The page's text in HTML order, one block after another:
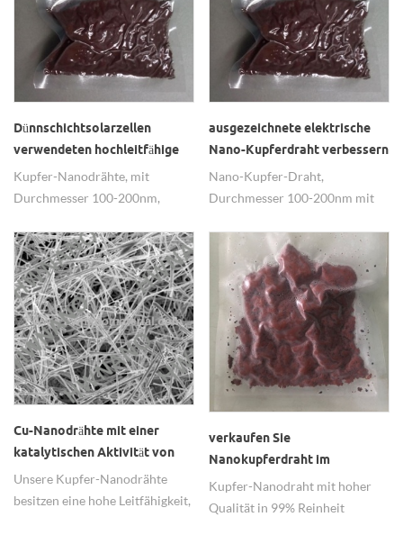
Dünnschichtsolarzellen
verwendeten hochleitfähige
Kupfer-Nanodrähte cunws
Kupfer-Nanodrähte, mit
Durchmesser 100-200nm,
gut dispergiert, weit verbreitet
in Dünnschicht-Solarzellen.
ausgezeichnete elektrische
Nano-Kupferdraht verbessern
die Leistung von Solarzellen
Nano-Kupfer-Draht,
Durchmesser 100-200nm mit
ausgezeichnete elektrische
Leistung.
Cu-Nanodrähte mit einer
katalytischen Aktivität von
50-100 nm
Unsere Kupfer-Nanodrähte
besitzen eine hohe Leitfähigkeit,
verkaufen Sie
Nanokupferdraht im
Porzellanlieferanten
Kupfer-Nanodraht mit hoher
Qualität in 99% Reinheit